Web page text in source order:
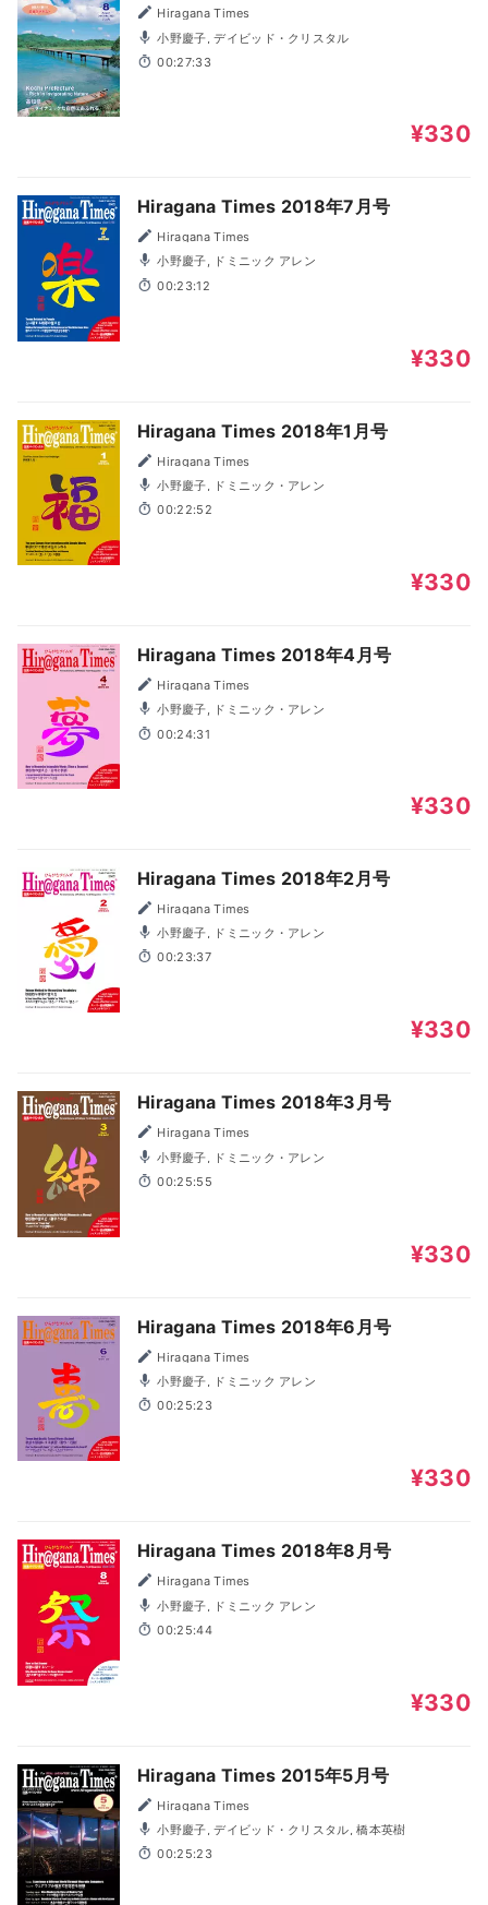
Hiragana Times
小野慶子, デイビッド・クリスタル
00:27:33
¥330
Hiragana Times 2018年7月号
Hiragana Times
小野慶子, ドミニック アレン
00:23:12
¥330
Hiragana Times 2018年1月号
Hiragana Times
小野慶子, ドミニック・アレン
00:22:52
¥330
Hiragana Times 2018年4月号
Hiragana Times
小野慶子, ドミニック・アレン
00:24:31
¥330
Hiragana Times 2018年2月号
Hiragana Times
小野慶子, ドミニック・アレン
00:23:37
¥330
Hiragana Times 2018年3月号
Hiragana Times
小野慶子, ドミニック・アレン
00:25:55
¥330
Hiragana Times 2018年6月号
Hiragana Times
小野慶子, ドミニック アレン
00:25:23
¥330
Hiragana Times 2018年8月号
Hiragana Times
小野慶子, ドミニック アレン
00:25:44
¥330
Hiragana Times 2015年5月号
Hiragana Times
小野慶子, デイビッド・クリスタル, 橋本英樹
00:25:23